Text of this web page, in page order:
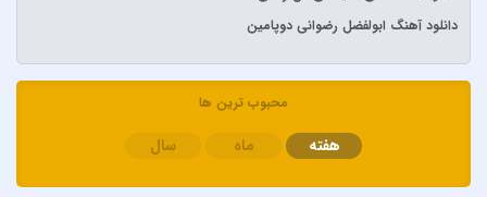
ابراهیم تاتلیسس
ابی دولابی
اپیکور و امین امینم
دانلود آهنگ ابولفضل رضوانی دوپامین
محبوب ترین ها
هفته ماه سال